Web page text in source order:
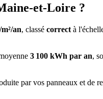
et-Loire ?
an, classé correct à
3 100 kWh par an,
par vos panneaux et